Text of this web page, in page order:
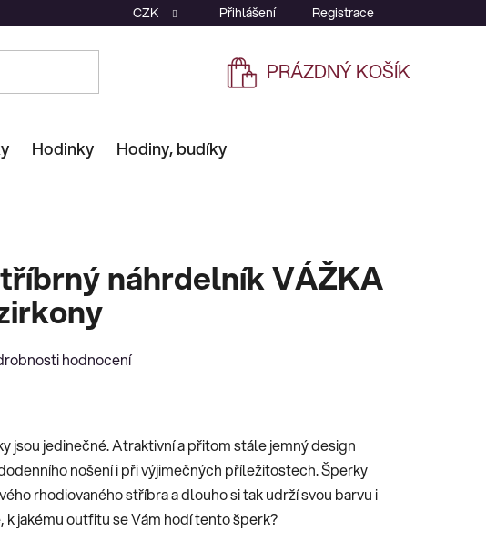
CZK Přihlášení Registrace
NÁKUPNÍ
PRÁZDNÝ KOŠÍK
Hodinky Hodiny, budíky
náhrdelník VÁŽKA
hodnocení
jsou jedinečné. Atraktivní a přitom stále jemný design
nošení i při výjimečných příležitostech. Šperky
rhodiovaného stříbra a dlouho si tak udrží svou barvu i
k jakému outfitu se Vám hodí tento šperk?